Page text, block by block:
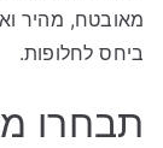
מאובטח, מהיר
ביחס לחלופות.
תבחרו